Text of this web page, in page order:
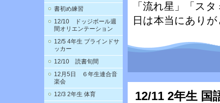
書初め練習
12/10 ドッジボール週
間オリエンテーション
12/5 4年生 ブラインドサ
ッカー
12/10 読書旬間
12月5日 ６年生連合音
楽会
12/3 2年生 体育
「流れ星」「ス
日は本当にあり
12/11 2年生 国